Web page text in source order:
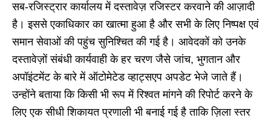
सब-रजिस्ट्रार कार्यालय में दस्तावेज़ रजिस्टर करवाने की आज़ादी
है। इससे एकाधिकार का खात्मा हुआ है और सभी के लिए निष्पक्ष एवं
समान सेवाओं की पहुंच सुनिश्चित की गई है। आवेदकों को उनके
दस्तावेज़ों संबंधी कार्यवाही के हर चरण जैसे जांच, भुगतान और
अपॉइंटमेंट के बारे में ऑटोमेटेड व्हाट्सएप अपडेट भेजे जाते हैं।
उन्होंने बताया कि किसी भी रूप में रिश्वत मांगने की रिपोर्ट करने के
लिए एक सीधी शिकायत प्रणाली भी बनाई गई है ताकि ज़िला स्तर